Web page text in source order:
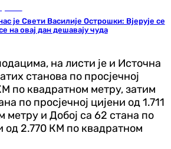
је Свети Василије Острошки: Вјерује се
на овај дан дешавају чуда
на листи је и Источна
станова по просјечној
по квадратном метру, затим
по просјечној цијени од 1.711
метру и Добој са 62 стана по
од 2.770 КМ по квадратном